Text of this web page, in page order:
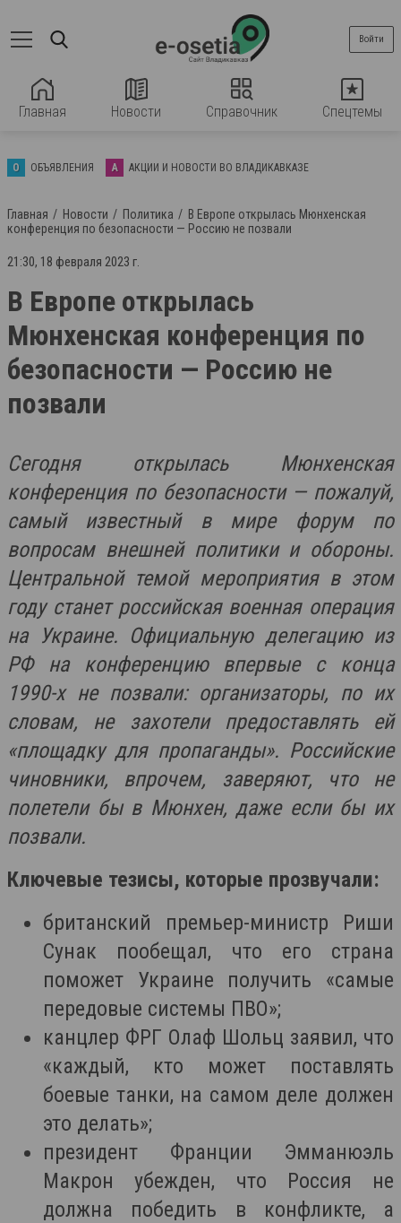
Главная Новости Справочник Спецтемы
Войти
О ОБЪЯВЛЕНИЯ А АКЦИИ И НОВОСТИ ВО ВЛАДИКАВКАЗЕ
Главная Новости Политика
В Европе открылась Мюнхенская
конференция по безопасности — Россию не позвали
21:30, 18 февраля 2023 г.
В Европе открылась
Мюнхенская конференция по
безопасности — Россию не
позвали
Сегодня открылась Мюнхенская
конференция по безопасности — пожалуй,
самый известный в мире форум по
вопросам внешней политики и обороны.
Центральной темой мероприятия в этом
году станет российская военная операция
на Украине. Официальную делегацию из
РФ на конференцию впервые с конца
1990-х не позвали: организаторы, по их
словам, не захотели предоставлять ей
«площадку для пропаганды». Российские
чиновники, впрочем, заверяют, что не
полетели бы в Мюнхен, даже если бы их
позвали.
Ключевые тезисы, которые прозвучали:
британский премьер-министр Риши
Сунак пообещал, что его страна
поможет Украине получить «самые
передовые системы ПВО»;
канцлер ФРГ Олаф Шольц заявил, что
«каждый, кто может поставлять
боевые танки, на самом деле должен
это делать»;
президент Франции Эмманюэль
Макрон убежден, что Россия не
должна победить в конфликте, а